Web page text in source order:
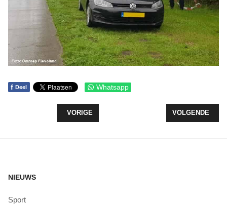
f Deel Whatsapp
VORIG ARTIKEL: TEAM COLORIET HAALT 1650
VORIGE VOLGENDE
VOLGENDE
NIEUWS
Sport